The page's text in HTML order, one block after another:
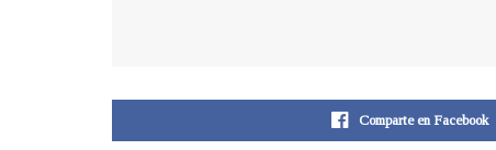
Comparte en Facebook